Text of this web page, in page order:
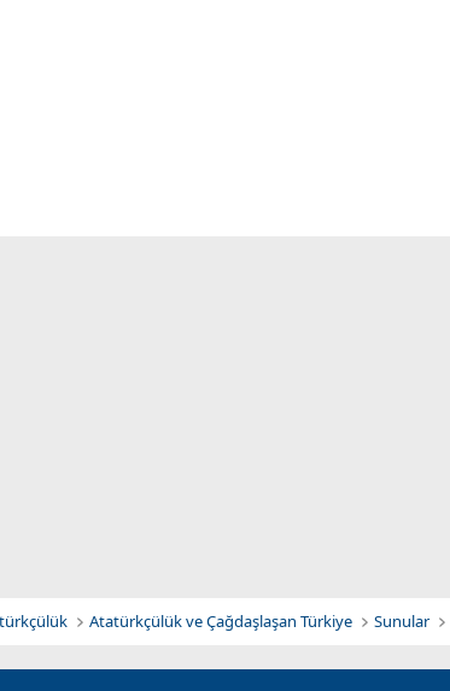
Atatürkçülük ve Çağdaşlaşan Türkiye Sunular